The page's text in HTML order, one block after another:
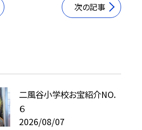
次の記事
二風谷小学校お宝紹介NO.
６
2026/08/07